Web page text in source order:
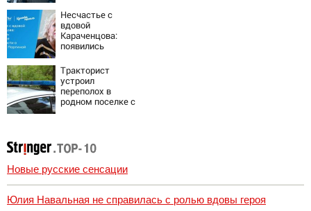
насмерть на
глазах у детей
06/08/2026 –
Новости
Несчастье с
вдовой
Караченцова:
появились
подробности о
Людмиле
Поргиной
Тракторист
устроил
переполох в
родном поселке с
Новые русские сенсации
Юлия Навальная не справилась с ролью вдовы героя